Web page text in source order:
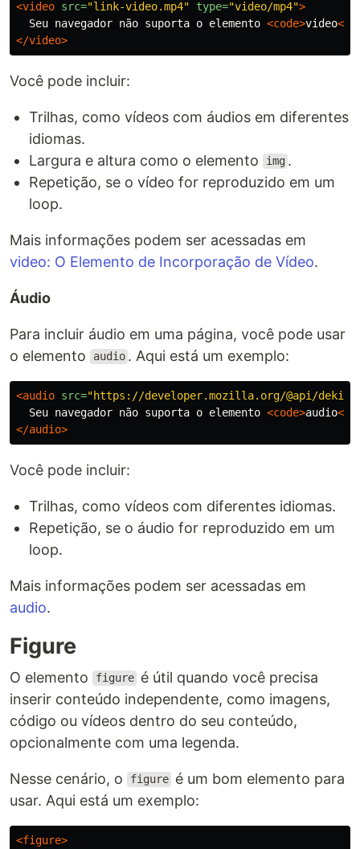
<video src="link-video.mp4" type="video/mp4">
  Seu navegador não suporta o elemento
<code>video</
</video>
Você pode incluir:
Trilhas, como vídeos com áudios em diferentes
idiomas.
Largura e altura como o elemento
img .
Repetição, se o vídeo for reproduzido em um
loop.
Mais informações podem ser acessadas em
video: O Elemento de Incorporação de Vídeo.
Áudio
Para incluir áudio em uma página, você pode usar
o elemento
audio . Aqui está um exemplo:
<audio src="https://developer.mozilla.org/@api/deki/
  Seu navegador não suporta o elemento
<code>audio</
</audio>
Você pode incluir:
Trilhas, como vídeos com diferentes idiomas.
Repetição, se o áudio for reproduzido em um
loop.
Mais informações podem ser acessadas em
audio.
Figure
O elemento figure é útil quando você precisa
inserir conteúdo independente, como imagens,
código ou vídeos dentro do seu conteúdo,
opcionalmente com uma legenda.
Nesse cenário, o figure é um bom elemento para
usar. Aqui está um exemplo:
<figure>